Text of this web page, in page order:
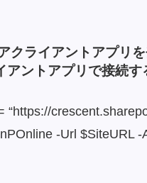
クライアントアプリ
アントアプリで接続す
“https://
-Url $SiteURL -